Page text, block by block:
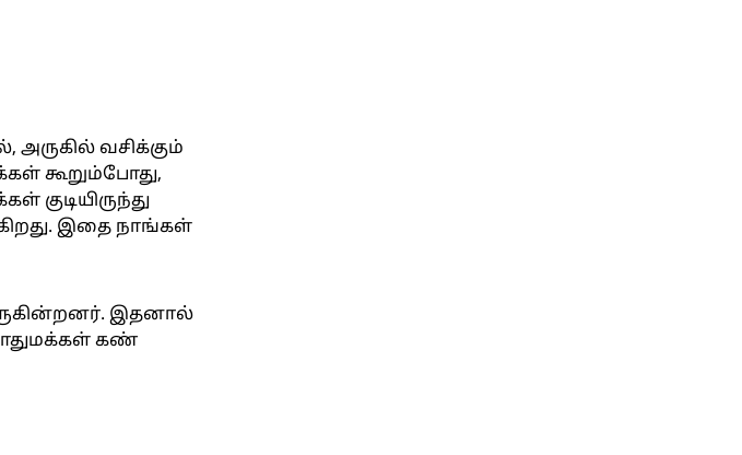
அருகில் வசிக்கும்
கூறும்போது,
குடியிருந்து
இதை நாங்கள்
இதனால்
கண்